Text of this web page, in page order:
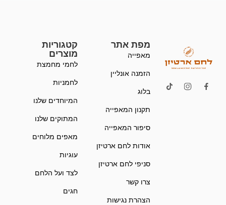
מפת אתר
מאפייה
הזמנה אונליין
בלוג
תקנון המאפייה
סיפור המאפייה
אודות לחם ארטיזן
סניפי לחם ארטיזן
צרו קשר
הצהרת נגישות
קטגוריות
מוצרים
לחמי מחמצת
לחמניות
המיוחדים שלנו
המתוקים שלנו
מאפים מלוחים
עוגיות
לצד ועל הלחם
חגים